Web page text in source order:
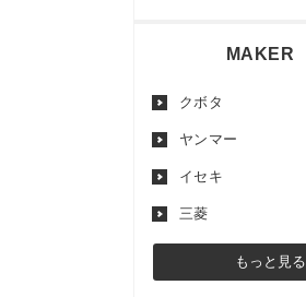
MAKER
クボタ
ヤンマー
イセキ
三菱
もっと見る